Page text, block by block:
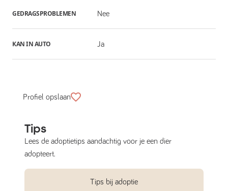
GEDRAGSPROBLEMEN Nee
KAN IN AUTO Ja
Profiel opslaan
Tips
Lees de adoptietips aandachtig voor je een dier
adopteert.
Tips bij adoptie